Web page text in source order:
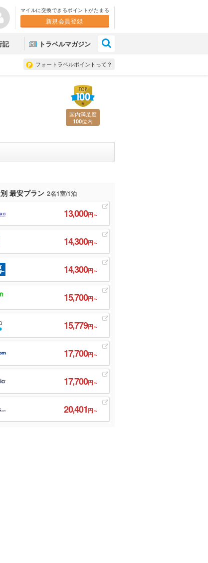
マイルに交換できるポイントがたまる
新規会員登録
記 トラベルマガジン
フォートラベルポイントって？
国内満足度
100位内
最安プラン 2名1室/1泊
13,000円～
14,300円～
14,300円～
15,700円～
15,779円～
17,700円～
17,700円～
20,401 円～